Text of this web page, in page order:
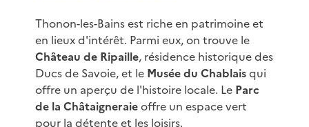
Thonon-les-Bains est riche en patrimoine et
en lieux d'intérêt. Parmi eux, on trouve le
Château de Ripaille, résidence historique des
Ducs de Savoie, et le Musée du Chablaisqui
offre un aperçu de l'histoire locale. Le Parc
de la Châtaigneraieoffre un espace vert
pour la détente et les loisirs.